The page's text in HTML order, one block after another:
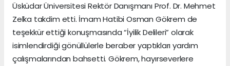
Üsküdar Üniversitesi Rektör Danışmanı Prof. Dr. Mehmet
Zelka takdim etti. İmam Hatibi Osman Gökrem de
teşekkür ettiği konuşmasında “İyilik Delileri” olarak
isimlendirdiği gönüllülerle beraber yaptıkları yardım
çalışmalarından bahsetti. Gökrem, hayırseverlere